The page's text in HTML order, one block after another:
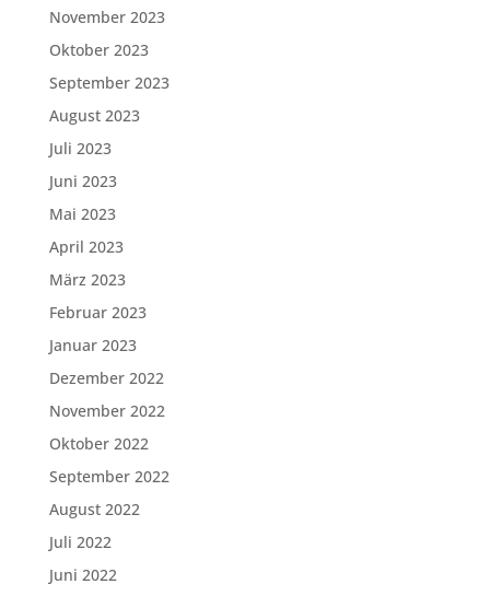
November 2023
Oktober 2023
September 2023
August 2023
Juli 2023
Juni 2023
Mai 2023
April 2023
März 2023
Februar 2023
Januar 2023
Dezember 2022
November 2022
Oktober 2022
September 2022
August 2022
Juli 2022
Juni 2022